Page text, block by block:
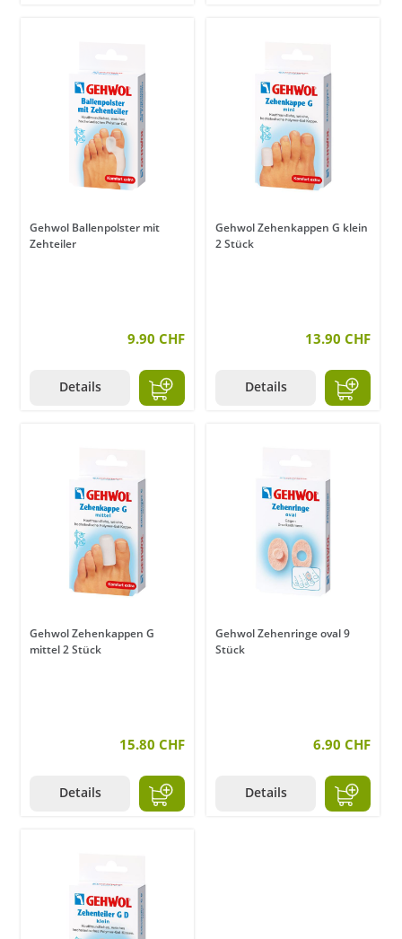
Gehwol Ballenpolster mit
Zehteiler
9.90 CHF
Details
Gehwol Zehenkappen G klein
2 Stück
13.90 CHF
Details
Gehwol Zehenkappen G
mittel 2 Stück
15.80 CHF
Details
Gehwol Zehenringe oval 9
Stück
6.90 CHF
Details